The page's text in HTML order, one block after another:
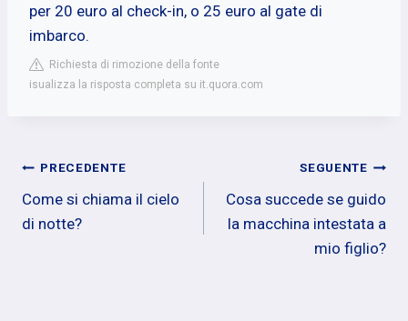
per 20 euro al check-in, o 25 euro al gate di
imbarco.
Richiesta di rimozione della fonte
isualizza la risposta completa su it.quora.com
Navigazione
articoli
PRECEDENTE
Come si chiama il cielo
di notte?
SEGUENTE
Cosa succede se guido
la macchina intestata a
mio figlio?